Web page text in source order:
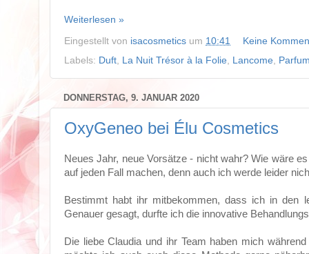
Weiterlesen »
Eingestellt von isacosmetics um 10:41
Keine
Labels: Duft, La Nuit Trésor à la Folie, Lancome,
DONNERSTAG, 9. JANUAR 2020
OxyGeneo bei Élu Cosmetics
Neues Jahr, neue Vorsätze - nicht wahr? Wie wäre
auf jeden Fall machen, denn auch ich werde leider
Bestimmt habt ihr mitbekommen, dass ich in den
Genauer gesagt, durfte ich die innovative
Die liebe Claudia und ihr Team haben mich